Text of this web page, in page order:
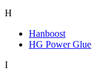
H
Hanboost
HG Power Glue
I